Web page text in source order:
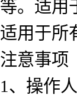
等。适用
适用于所
注意事项
1、操作